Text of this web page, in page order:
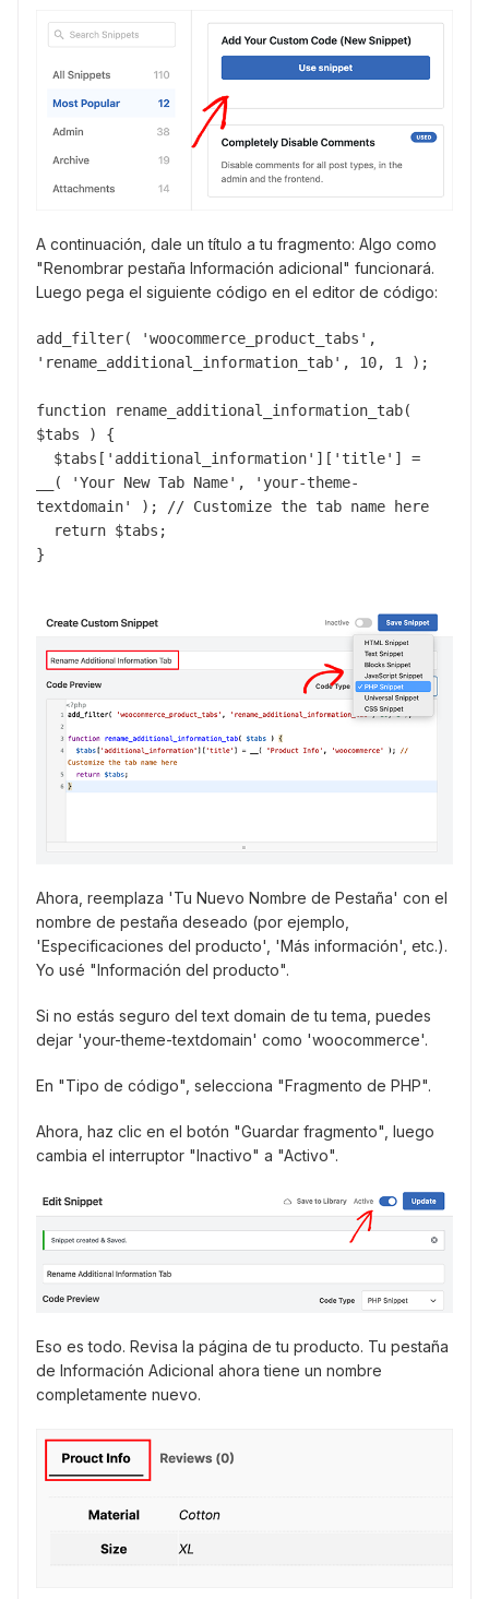
A continuación, dale un título a tu fragmento: Algo como
"Renombrar pestaña Información adicional" funcionará.
Luego pega el siguiente código en el editor de código:
add_filter( 'woocommerce_product_tabs',
'rename_additional_information_tab', 10, 1 );
function rename_additional_information_tab(
$tabs ) {
__( 'Your New Tab Name', 'your-theme-
textdomain' ); // Customize the tab name here
}
Ahora, reemplaza 'Tu Nuevo Nombre de Pestaña' con el
nombre de pestaña deseado (por ejemplo,
'Especificaciones del producto', 'Más información', etc.).
Yo usé "Información del producto".
Si no estás seguro del text domain de tu tema, puedes
dejar 'your-theme-textdomain' como 'woocommerce'.
En "Tipo de código", selecciona "Fragmento de PHP".
Ahora, haz clic en el botón "Guardar fragmento", luego
cambia el interruptor "Inactivo" a "Activo".
Eso es todo. Revisa la página de tu producto. Tu pestaña
de Información Adicional ahora tiene un nombre
completamente nuevo.